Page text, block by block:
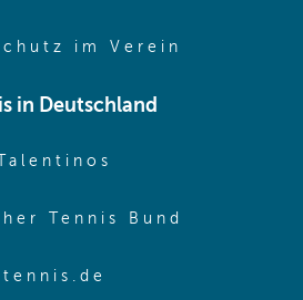
im Verein
in Deutschland
Talentinos
Tennis Bund
tennis.de